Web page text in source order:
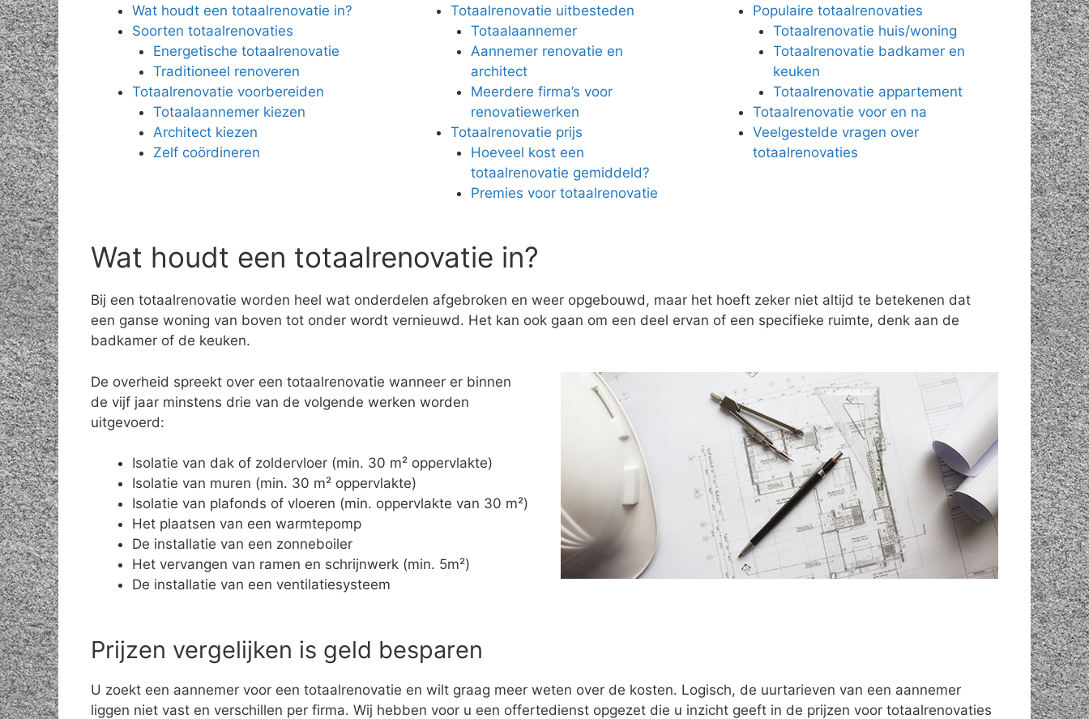
Wat houdt een totaalrenovatie in?
Soorten totaalrenovaties
Energetische totaalrenovatie
Traditioneel renoveren
Totaalrenovatie voorbereiden
Totaalaannemer kiezen
Architect kiezen
Zelf coördineren
Totaalrenovatie uitbesteden
Totaalaannemer
Aannemer renovatie en
architect
Meerdere firma’s voor
renovatiewerken
Totaalrenovatie prijs
Hoeveel kost een
totaalrenovatie gemiddeld?
Premies voor totaalrenovatie
Populaire totaalrenovaties
Totaalrenovatie huis/woning
Totaalrenovatie badkamer en
keuken
Totaalrenovatie appartement
Totaalrenovatie voor en na
Veelgestelde vragen over
totaalrenovaties
Wat houdt een totaalrenovatie in?
Bij een totaalrenovatie worden heel wat onderdelen afgebroken en weer opgebouwd, maar het hoeft zeker niet altijd te betekenen dat
een ganse woning van boven tot onder wordt vernieuwd. Het kan ook gaan om een deel ervan of een specifieke ruimte, denk aan de
badkamer of de keuken.
De overheid spreekt over een totaalrenovatie wanneer er binnen
de vijf jaar minstens drie van de volgende werken worden
uitgevoerd:
Isolatie van dak of zoldervloer (min. 30 m² oppervlakte)
Isolatie van muren (min. 30 m² oppervlakte)
Isolatie van plafonds of vloeren (min. oppervlakte van 30 m²)
Het plaatsen van een warmtepomp
De installatie van een zonneboiler
Het vervangen van ramen en schrijnwerk (min. 5m²)
De installatie van een ventilatiesysteem
Prijzen vergelijken is geld besparen
U zoekt een aannemer voor een totaalrenovatie en wilt graag meer weten over de kosten. Logisch, de uurtarieven van een aannemer
liggen niet vast en verschillen per firma. Wij hebben voor u een offertedienst opgezet die u inzicht geeft in de prijzen voor totaalrenovaties